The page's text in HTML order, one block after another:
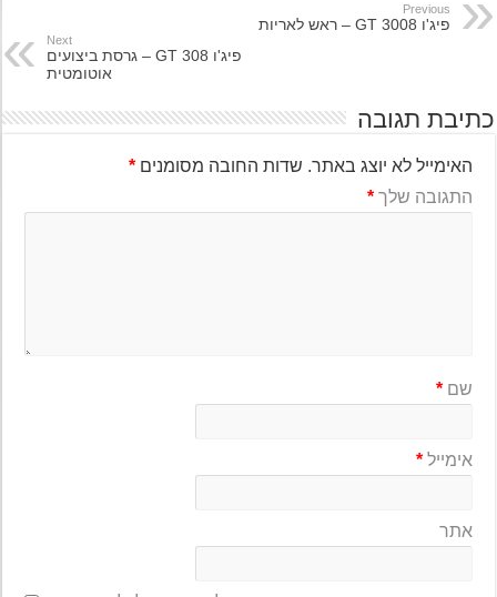
Previous
פיג'ו 3008 GT – ראש לאריות
Next
פיג'ו 308 GT – גרסת ביצועים
אוטומטית
תגובה
האימייל לא יוצג באתר. שדות החובה מסומנים*
התגובה שלך*
שם*
אימייל*
אתר